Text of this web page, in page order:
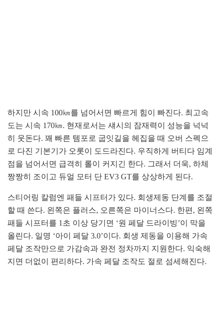
하지만 시속 100㎞를 넘어서면 빠르게 힘이 빠진다. 최고속
도는 시속 170㎞. 현재로서는 섀시의 잠재력이 성능을 넉넉
히 웃돈다. 꽤 빠른 템포로 굽잇길을 헤집을 때 오버 스펙으
로 다진 기본기가 오롯이 도드라진다. 우직하게 버티다 임계
점을 넘어서면 급격히 롤이 커지긴 한다. 그래서 더욱, 하체
짱짱히 조이고 듀얼 모터 단 EV3 GT를 상상하게 된다.
스티어링 칼럼엔 패들 시프터가 있다. 회생제동 단계를 조절
할 때 쓴다. 왼쪽은 플러스, 오른쪽은 마이너스다. 한편, 왼쪽
패들 시프터를 1초 이상 당기면 ‘원 페달 드라이빙’이 막을
올린다. 일명 ‘아이 페달 3.0’이다. 회생 제동을 이용해 가속
페달 조작만으로 가감속과 완전 정차까지 지원한다. 익숙해
지면 더없이 편리하다. 가속 페달 조작도 절로 섬세해진다.